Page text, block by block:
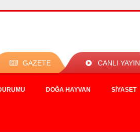
GAZETE CANLI YAYIN
DOĞA HAYVAN SIYASET